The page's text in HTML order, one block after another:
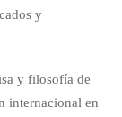
y
y filosofía de
internacional en